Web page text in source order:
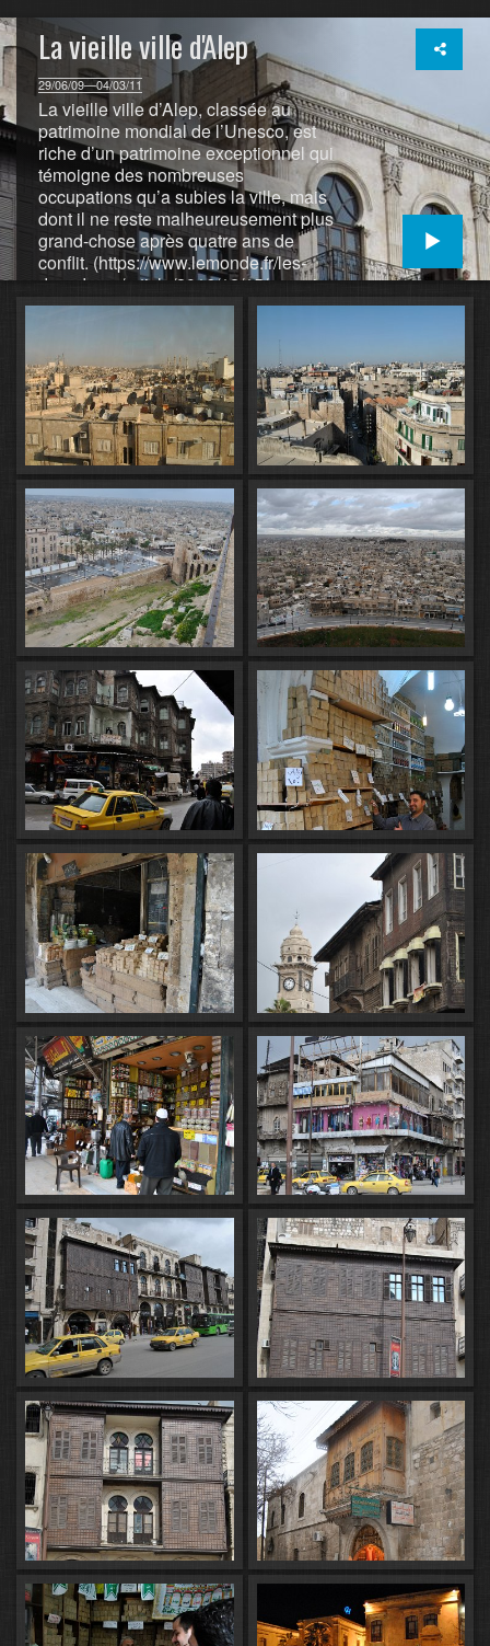
La vieille ville d'Alep
29/06/09—04/03/11
La vieille ville d’Alep, classée au
patrimoine mondial de l’Unesco, est
riche d’un patrimoine exceptionnel qui
témoigne des nombreuses
occupations qu’a subies la ville, mais
dont il ne reste malheureusement plus
grand-chose après quatre ans de
conflit. (https://www.lemonde.fr/les-
decodeurs/article/2016/12/15/a-quoi-
ressemblait-la-ville-d-alep-avant-la-